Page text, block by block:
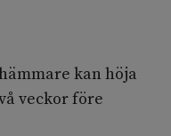
kan höja
veckor före